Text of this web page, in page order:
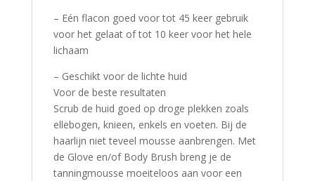
– Eén flacon goed voor tot 45 keer gebruik
voor het gelaat of tot 10 keer voor het hele
lichaam
– Geschikt voor de lichte huid
Voor de beste resultaten
Scrub de huid goed op droge plekken zoals
ellebogen, knieen, enkels en voeten. Bij de
haarlijn niet teveel mousse aanbrengen. Met
de Glove en/of Body Brush breng je de
tanningmousse moeiteloos aan voor een